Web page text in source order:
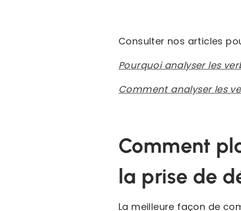
Consulter nos articles
Pourquoi analyser les
Comment analyser les
Comment
la prise de
La meilleure façon de